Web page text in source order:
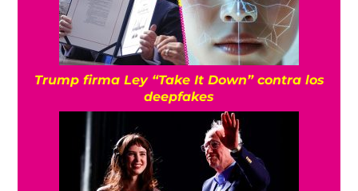
Trump firma Ley “Take It Down” contra los
deepfakes